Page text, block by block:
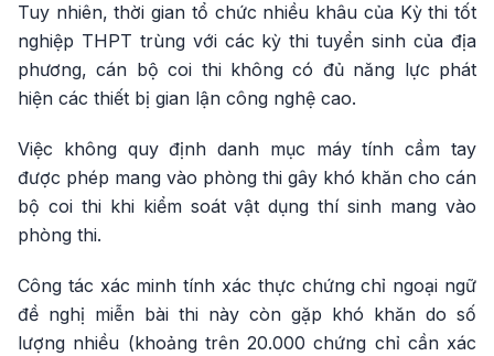
Tuy nhiên, thời gian tổ chức nhiều khâu của Kỳ thi tốt
nghiệp THPT trùng với các kỳ thi tuyển sinh của địa
phương, cán bộ coi thi không có đủ năng lực phát
hiện các thiết bị gian lận công nghệ cao.
Việc không quy định danh mục máy tính cầm tay
được phép mang vào phòng thi gây khó khăn cho cán
bộ coi thi khi kiểm soát vật dụng thí sinh mang vào
phòng thi.
Công tác xác minh tính xác thực chứng chỉ ngoại ngữ
đề nghị miễn bài thi này còn gặp khó khăn do số
lượng nhiều (khoảng trên 20.000 chứng chỉ cần xác